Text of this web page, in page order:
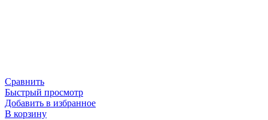
Сравнить
Быстрый просмотр
Добавить в избранное
В корзину